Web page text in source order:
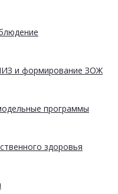
и формирование ЗОЖ
программы
здоровья